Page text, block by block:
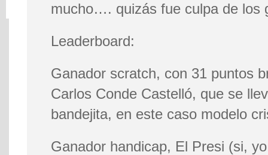
mucho…. quizás fue culpa de los
Leaderboard:
Ganador scratch, con 31 puntos
Carlos Conde Castelló, que se
bandejita, en este caso modelo
Ganador handicap, El Presi (si,